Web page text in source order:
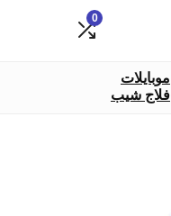
0
موبايلات
فلاج شيب